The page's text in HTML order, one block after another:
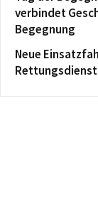
verbindet
Begegnung
Neue
Rettungsdienst